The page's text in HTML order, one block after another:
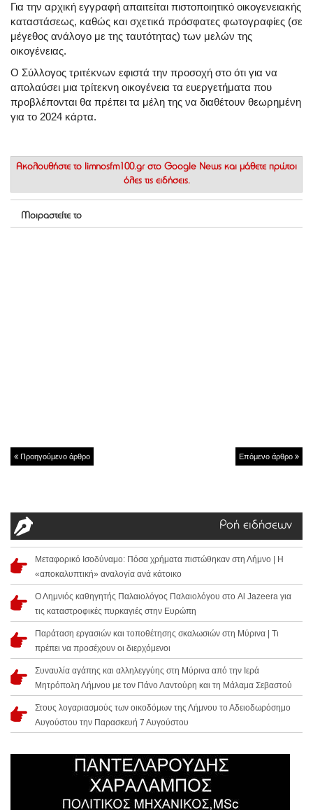
Για την αρχική εγγραφή απαιτείται πιστοποιητικό οικογενειακής
καταστάσεως, καθώς και σχετικά πρόσφατες φωτογραφίες (σε
μέγεθος ανάλογο με της ταυτότητας) των μελών της
οικογένειας.
Ο Σύλλογος τριτέκνων εφιστά την προσοχή στο ότι για να
απολαύσει μια τρίτεκνη οικογένεια τα ευεργετήματα που
προβλέπονται θα πρέπει τα μέλη της να διαθέτουν θεωρημένη
για το 2024 κάρτα.
Ακολουθήστε το limnosfm100.gr στο Google News και μάθετε πρώτοι
όλες τις ειδήσεις.
Μοιραστείτε το
Προηγούμενο άρθρο Επόμενο άρθρο
Ροή ειδήσεων
Μεταφορικό Ισοδύναμο: Πόσα χρήματα πιστώθηκαν στη Λήμνο | Η
«αποκαλυπτική» αναλογία ανά κάτοικο
Ο Λημνιός καθηγητής Παλαιολόγος Παλαιολόγου στο Al Jazeera για
τις καταστροφικές πυρκαγιές στην Ευρώπη
Παράταση εργασιών και τοποθέτησης σκαλωσιών στη Μύρινα | Τι
πρέπει να προσέχουν οι διερχόμενοι
Συναυλία αγάπης και αλληλεγγύης στη Μύρινα από την Ιερά
Μητρόπολη Λήμνου με τον Πάνο Λαντούρη και τη Μάλαμα Σεβαστού
Στους λογαριασμούς των οικοδόμων της Λήμνου το Αδειοδωρόσημο
Αυγούστου την Παρασκευή 7 Αυγούστου